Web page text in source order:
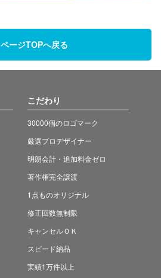
ページTOPへ戻る
こだわり
30000個のロゴマーク
厳選プロデザイナー
明朗会計・追加料金ゼロ
著作権完全譲渡
1点ものオリジナル
修正回数無制限
キャンセルＯＫ
スピード納品
実績1万件以上